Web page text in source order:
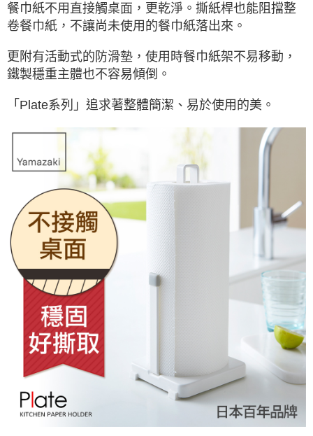
餐巾紙不用直接觸桌面，更乾淨。撕紙桿也能阻擋整
卷餐巾紙，不讓尚未使用的餐巾紙落出來。
更附有活動式的防滑墊，使用時餐巾紙架不易移動，
鐵製穩重主體也不容易傾倒。
「Plate系列」追求著整體簡潔、易於使用的美。